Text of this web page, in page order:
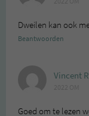
Dweilen kan ook
Beantwoorden
Vincent
Goed om te lezen